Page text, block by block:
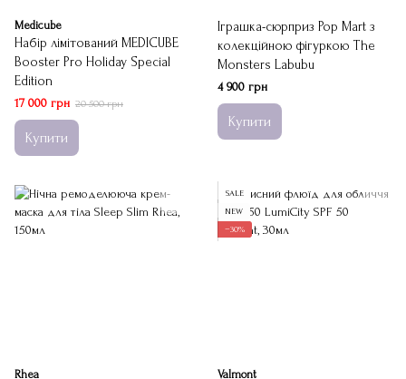
Medicube
Набір лімітований MEDICUBE
Booster Pro Holiday Special
Edition
17 000 грн 20 500 грн
Купити
Іграшка-сюрприз Pop Mart з
колекційною фігуркою The
Monsters Labubu
4 900 грн
Купити
Rhea
SALE
NEW
−30%
Valmont